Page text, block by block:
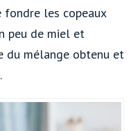
fondre les copeaux
peu de miel et
du mélange obtenu et